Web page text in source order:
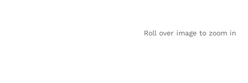
Roll over image to zoom in